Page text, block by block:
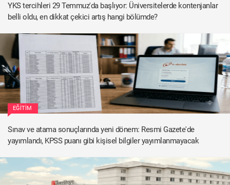
YKS tercihleri 29 Temmuz'da başlıyor: Üniversitelerde kontenjanlar
belli oldu, en dikkat çekici artış hangi bölümde?
EĞITIM
Sınav ve atama sonuçlarında yeni dönem: Resmi Gazete'de
yayımlandı, KPSS puanı gibi kişisel bilgiler yayımlanmayacak